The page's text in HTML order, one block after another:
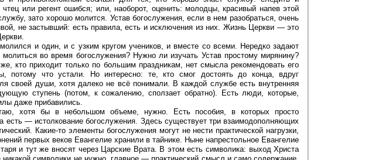
или регент ошибся; или, наоборот, оценить: молодцы, красивый напев этой
зато хорошо молится. Устав богослужения, если в нем разобраться, очень
не застывший: есть правила, есть и исключения из них. Жизнь Церкви — это
и один, и с узким кругом учеников, и вместе со всеми. Нередко задают
во время богослужения? Нужно ли изучать Устав простому мирянину?
кто приходит только по большим праздникам, нет смысла рекомендовать его
потому что устали. Но интересно: те, кто смог достоять до конца, вдруг
своей души, хотя далеко не всё понимали. В каждой службе есть внутренняя
ступень (потом, к сожалению, сползает обратно). Есть люди, которые,
даже прибавились.
хотя бы в небольшом объеме, нужно. Есть пособия, в которых просто
есть — истолкование богослужения. Здесь существует три взаимодополняющих
Какие-то элементы богослужения могут не нести практической нагрузки,
первых веков Евангелие хранили в тайнике. Ныне напрестольное Евангелие
и тут же вносят через Царские Врата. В этом есть символика: выход Христа